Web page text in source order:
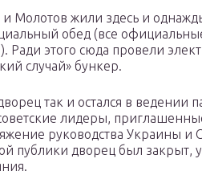
и Молотов жили здесь и
обед (все
Ради этого сюда провели
случай» бункер.
так и остался в ведении
лидеры,
руководства Украины и
публики дворец был закрыт,